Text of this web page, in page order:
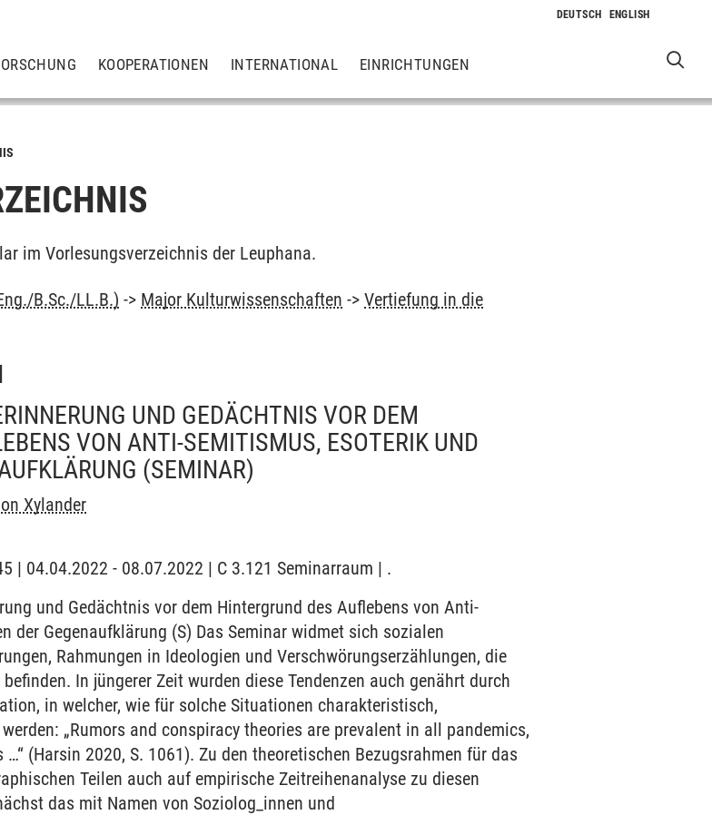
KOOPERATIONEN INTERNATIONAL EINRICHTUNGEN
im Vorlesungsverzeichnis der Leuphana.
B.Sc./LL.B.) -> Major Kulturwissenschaften ->Vertiefung in die
UND GEDÄCHTNIS VOR DEM
VON ANTI-SEMITISMUS, ESOTERIK UND
(SEMINAR)
Xylander
| 04.04.2022 - 08.07.2022 | C 3.121 Seminarraum | .
und Gedächtnis vor dem Hintergrund des Auflebens von Anti-
der Gegenaufklärung (S) Das Seminar widmet sich sozialen
Rahmungen in Ideologien und Verschwörungserzählungen, die
In jüngerer Zeit wurden diese Tendenzen auch genährt durch
in welcher, wie für solche Situationen charakteristisch,
„Rumors and conspiracy theories are prevalent in all pandemics,
(Harsin 2020, S. 1061). Zu den theoretischen Bezugsrahmen für das
Teilen auch auf empirische Zeitreihenanalyse zu diesen
das mit Namen von Soziolog_innen und